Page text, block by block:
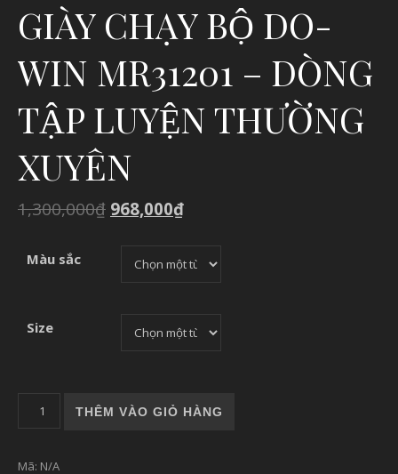
GIÀY CHẠY BỘ DO-
WIN MR31201 – DÒNG
TẬP LUYỆN THƯỜNG
XUYÊN
1,300,000₫ 968,000₫
Màu sắc
Size
GIÀY CHẠY BỘ DO-WIN MR31201 - DÒNG TẬP LUYỆN
THÊM VÀO GIỎ HÀNG
Mã: N/A